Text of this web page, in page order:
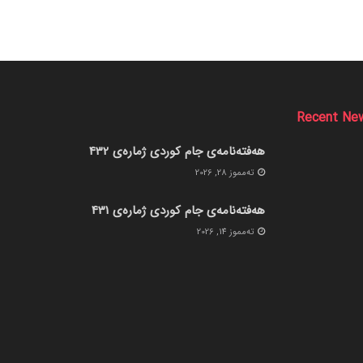
Recent
هەفتەنامەی جام کوردی ژمارەی 432
ته‌مموز 28, 2026
هەفتەنامەی جام کوردی ژمارەی 431
ته‌مموز 14, 2026